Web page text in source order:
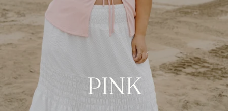
PINK